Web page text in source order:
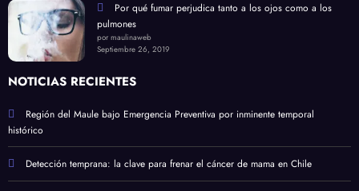
Por qué fumar perjudica tanto a los ojos como a los
pulmones
por maulinaweb
Septiembre 26, 2019
NOTICIAS RECIENTES
Región del Maule bajo Emergencia Preventiva por inminente temporal
histórico
Detección temprana: la clave para frenar el cáncer de mama en Chile